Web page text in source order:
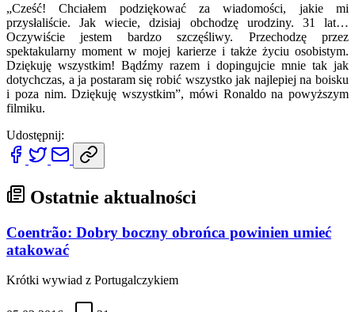
„Cześć! Chciałem podziękować za wiadomości, jakie mi
przysłaliście. Jak wiecie, dzisiaj obchodzę urodziny. 31 lat…
Oczywiście jestem bardzo szczęśliwy. Przechodzę przez
spektakularny moment w mojej karierze i także życiu osobistym.
Dziękuję wszystkim! Bądźmy razem i dopingujcie mnie tak jak
dotychczas, a ja postaram się robić wszystko jak najlepiej na boisku
i poza nim. Dziękuję wszystkim”, mówi Ronaldo na powyższym
filmiku.
Udostępnij:
Ostatnie aktualności
Coentrão: Dobry boczny obrońca powinien umieć
atakować
Krótki wywiad z Portugalczykiem